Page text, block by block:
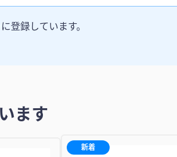
登録しています。
ます
新着